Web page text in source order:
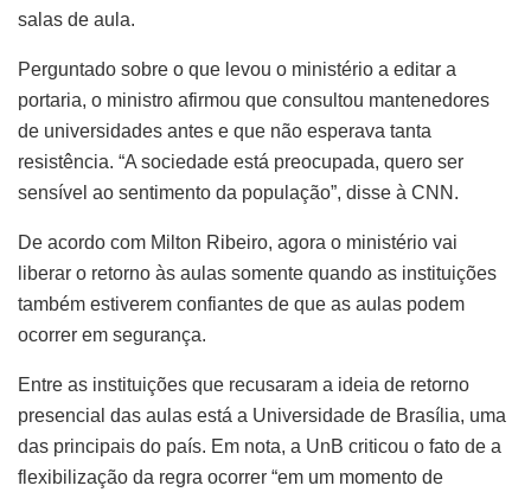
salas de aula.
Perguntado sobre o que levou o ministério a editar a
portaria, o ministro afirmou que consultou mantenedores
de universidades antes e que não esperava tanta
resistência. “A sociedade está preocupada, quero ser
sensível ao sentimento da população”, disse à CNN.
De acordo com Milton Ribeiro, agora o ministério vai
liberar o retorno às aulas somente quando as instituições
também estiverem confiantes de que as aulas podem
ocorrer em segurança.
Entre as instituições que recusaram a ideia de retorno
presencial das aulas está a Universidade de Brasília, uma
das principais do país. Em nota, a UnB criticou o fato de a
flexibilização da regra ocorrer “em um momento de